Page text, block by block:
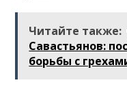
беспилотник
Читайте также:
Савастьянов:
борьбы с